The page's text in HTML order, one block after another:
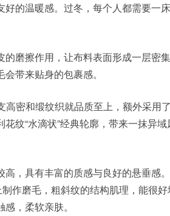
的温暖感。过冬，每个人都需要一
磨擦作用，让布料表面形成一层密
带来贴身的包裹感。
密和缎纹织就品质至上，额外采用
纹“水滴状”经典轮廓，带来一抹异
，具有丰富的质感与良好的悬垂感
作磨毛，粗斜纹的结构肌理，能很
，柔软亲肤。